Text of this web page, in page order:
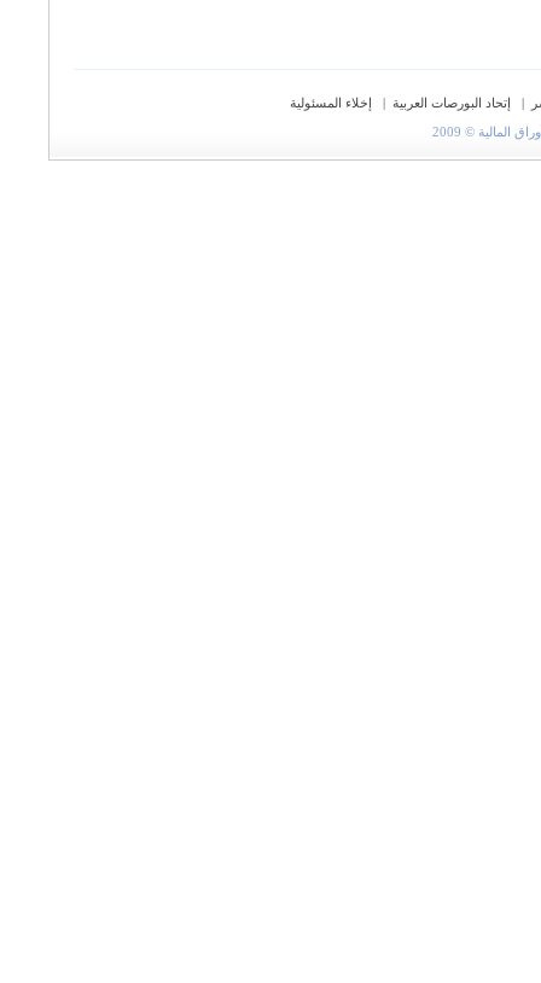
| إتحاد البورصات العربية |
إخلاء المسئولية
© 2009